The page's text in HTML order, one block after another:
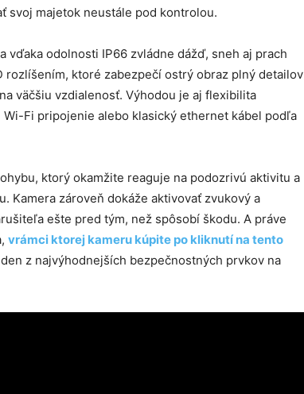
svoj majetok neustále pod kontrolou.
vďaka odolnosti IP66 zvládne dážď, sneh aj prach
ktoré zabezpečí ostrý obraz plný detailov
väčšiu vzdialenosť. Výhodou je aj flexibilita
Fi pripojenie alebo klasický ethernet kábel podľa
ktorý okamžite reaguje na podozrivú aktivitu a
Kamera zároveň dokáže aktivovať zvukový a
ešte pred tým, než spôsobí škodu. A práve
vrámci ktorej kameru kúpite po kliknutí na tento
z najvýhodnejších bezpečnostných prvkov na